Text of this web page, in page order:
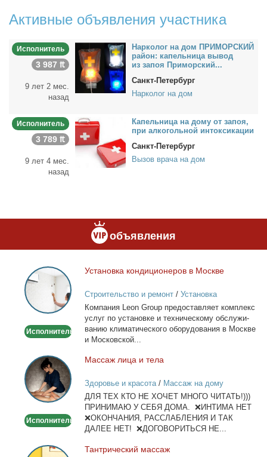
Активные объявления участника
Исполнитель
3 987 ₶
9 лет 2 мес.
назад
Нар­ко­лог на дом ПРИМОРСКИЙ
рай­он: ка­пель­ни­ца вы­вод
из за­поя При­мор­ский...
Санкт-Петербург
Нарколог на дом
Исполнитель
3 789 ₶
9 лет 4 мес.
назад
Ка­пель­ни­ца на до­му от за­поя,
при ал­ко­голь­ной ин­ток­си­ка­ции
Санкт-Петербург
Вызов врача на дом
объявления
Установка
кондиционеров
в
Москве
Исполнитель
Уста­нов­ка кон­ди­ци­о­не­ров в Москве
Строительство и ремонт/ Установка
кондиционеров
Ком­па­ния Leon Group предо­став­ля­ет ком­плекс
услуг по уста­нов­ке и тех­ни­че­ско­му об­слу­жи­
ва­нию кли­ма­ти­че­ско­го обо­ру­до­ва­ния в Москве
и Мос­ков­ской...
Массаж
лица
и
тела
Исполнитель
Мас­саж ли­ца и те­ла
Здоровье и красота/ Массаж на дому
ДЛЯ ТЕХ КТО НЕ ХОЧЕТ МНОГО ЧИТАТЬ!)))
ПРИНИМАЮ У СЕБЯ ДОМА. ❌ИНТИМА НЕТ
❌ОКОНЧАНИЯ, РАССЛАБЛЕНИЯ И ТАК
ДАЛЕЕ НЕТ! ❌ДОГОВОРИТЬСЯ НЕ...
Тантрический
Тан­три­че­ский мас­саж